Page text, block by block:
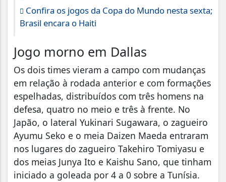
Confira os jogos da Copa do Mundo nesta sexta;
Brasil encara o Haiti
Jogo morno em Dallas
Os dois times vieram a campo com mudanças
em relação à rodada anterior e com formações
espelhadas, distribuídos com três homens na
defesa, quatro no meio e três à frente. No
Japão, o lateral Yukinari Sugawara, o zagueiro
Ayumu Seko e o meia Daizen Maeda entraram
nos lugares do zagueiro Takehiro Tomiyasu e
dos meias Junya Ito e Kaishu Sano, que tinham
iniciado a goleada por 4 a 0 sobre a Tunísia.